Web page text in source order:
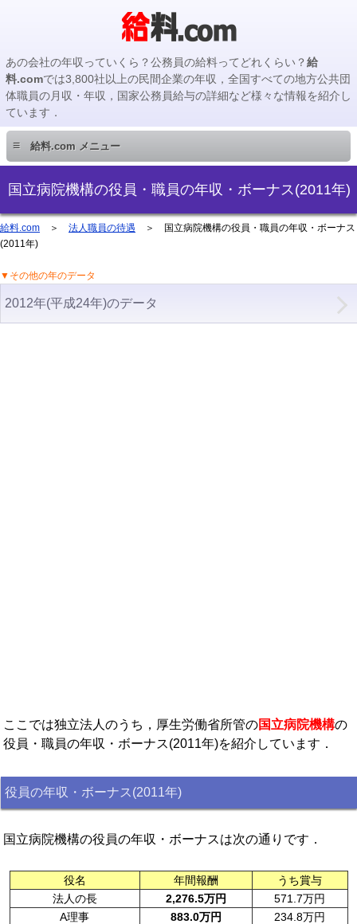
あの会社の年収っていくら？公務員の給料ってどれくらい？給
料.comでは3,800社以上の民間企業の年収，全国すべての地方公共団
体職員の月収・年収，国家公務員給与の詳細など様々な情報を紹介し
ています．
≡ 給料.com メニュー
民間企業編
国家公務員編
地方公務員給料検索
国立病院機構の役員・職員の年収・ボーナス(2011年)
給料.com ＞ 法人職員の待遇 ＞ 国立病院機構の役員・職員の年収・ボーナス
(2011年)
▼その他の年のデータ
2012年(平成24年)のデータ
ここでは独立法人のうち，厚生労働省所管の国立病院機構の
役員・職員の年収・ボーナス(2011年)を紹介しています．
役員の年収・ボーナス(2011年)
国立病院機構の役員の年収・ボーナスは次の通りです．
役名 年間報酬
うち賞与
法人の長
2,276.5万円
571.7万円
A理事
883.0万円
234.8万円